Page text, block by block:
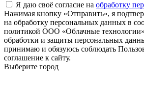
Я даю своё согласие на обработку
Нажимая кнопку «Отправить», я
на обработку персональных данных в
политикой ООО «Облачные
обработки и защиты персональных
принимаю и обязуюсь соблюдать
соглашение к сайту.
Выберите город